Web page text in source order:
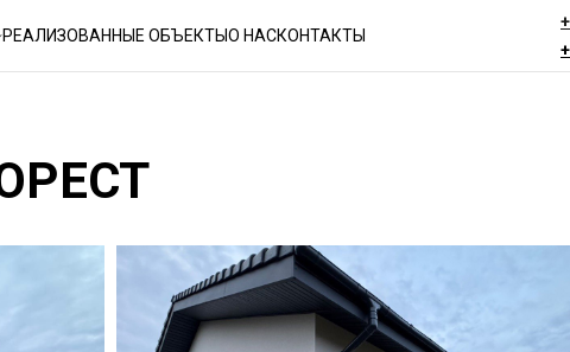
РЕАЛИЗОВАННЫЕ ОБЪЕКТЫО НАСКОНТАКТЫ